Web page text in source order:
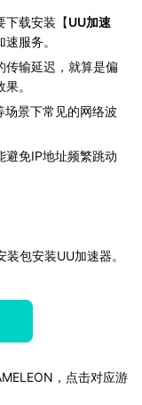
下载安装【UU加速
服务。
传输延迟，就算是偏
。
场景下常见的网络波
避免IP地址频繁跳动
包安装UU加速器。
，点击对应游